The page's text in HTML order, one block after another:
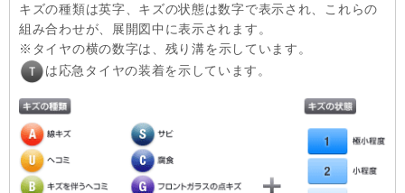
キズの種類は英字、キズの状態は数字で表示され、これらの
組み合わせが、展開図中に表示されます。
タイヤの横の数字は、残り溝を示しています。
は応急タイヤの装着を示しています。